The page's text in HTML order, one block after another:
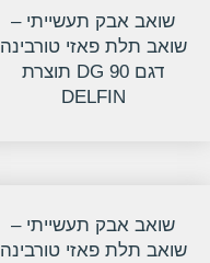
שואב אבק תעשייתי –
שואב תלת פאזי טורבינה
דגם DG 90 תוצרת
DELFIN
שואב אבק תעשייתי –
שואב תלת פאזי טורבינה